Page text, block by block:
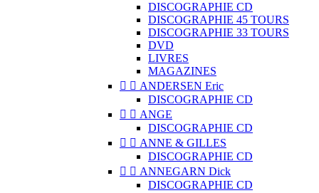
DISCOGRAPHIE CD
DISCOGRAPHIE 45 TOURS
DISCOGRAPHIE 33 TOURS
DVD
LIVRES
MAGAZINES
  ANDERSEN Eric
DISCOGRAPHIE CD
  ANGE
DISCOGRAPHIE CD
  ANNE & GILLES
DISCOGRAPHIE CD
  ANNEGARN Dick
DISCOGRAPHIE CD